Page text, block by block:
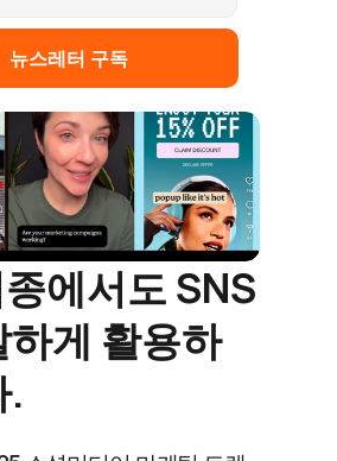
뉴스레터 구독
에서도 SNS
하게 활용하
.